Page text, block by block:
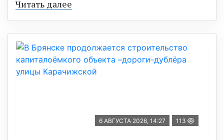
Читать далее
6 АВГУСТА 2026, 14:27 113